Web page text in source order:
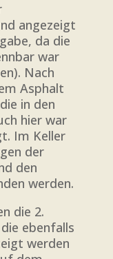
angezeigt
da die
war
Nach
Asphalt
in den
hier war
Im Keller
der
den
werden.
die 2.
ebenfalls
werden